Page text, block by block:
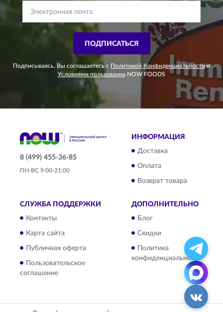
ПОДПИСАТЬСЯ
Подписываясь, Вы соглашаетесь с Политикой Конфиденциальности и
Условиями пользования NOW FOODS
8 (499) 455-36-85
ПН-ВС 9:00-21:00
ИНФОРМАЦИЯ
Доставка
Оплата
Возврат товара
СЛУЖБА ПОДДЕРЖКИ
Контакты
Карта сайта
Публичная оферта
Пользовательское
соглашение
ДОПОЛНИТЕЛЬНО
Блог
Скидки
Политика
конфиденциальности